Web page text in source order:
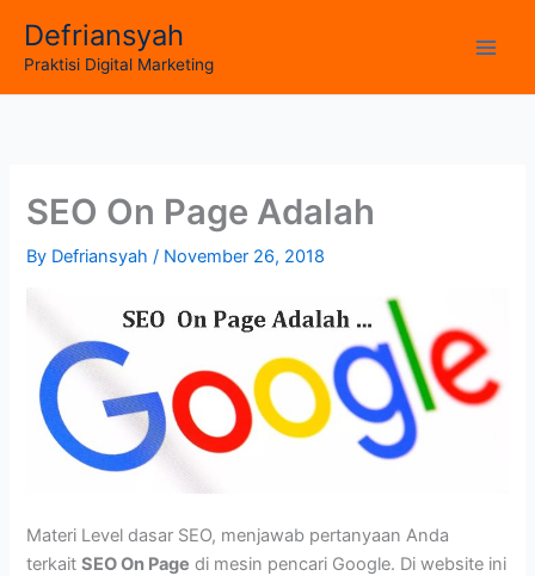
content
Defriansyah
Praktisi Digital Marketing
SEO On Page Adalah
By Defriansyah/ November 26, 2018
Materi Level dasar SEO, menjawab pertanyaan Anda
terkaitSEO On Page di mesin pencari Google. Di website ini